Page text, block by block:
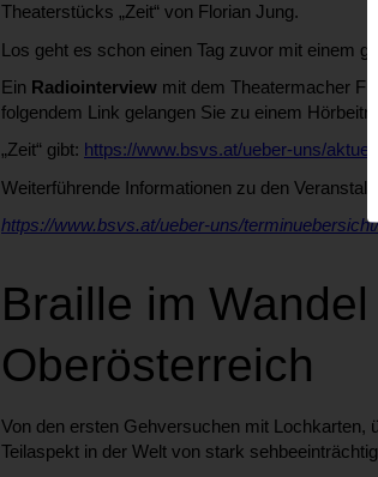
Theaterstücks „Zeit“ von Florian Jung.
Los geht es schon einen Tag zuvor mit einem
Ein Radiointerview mit dem Theatermacher
folgendem Link gelangen Sie zu einem
„Zeit“ gibt: https://www.bsvs.at/ueber-uns/
Weiterführende Informationen zu den
https://www.bsvs.at/ueber-uns/
Braille im
Oberösterreich
Von den ersten Gehversuchen mit Lochkarten,
Teilaspekt in der Welt von stark